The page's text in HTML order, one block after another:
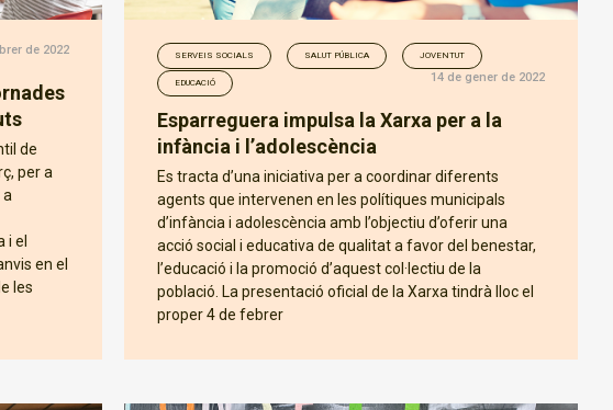
de 2022
de
per a
i el
en el
les
SERVEIS SOCIALS SALUT PÚBLICA JOVENTUT
EDUCACIÓ 14 de gener de 2022
Esparreguera impulsa la Xarxa per a la
infància i l’adolescència
Es tracta d’una iniciativa per a coordinar diferents
agents que intervenen en les polítiques municipals
d’infància i adolescència amb l’objectiu d’oferir una
acció social i educativa de qualitat a favor del benestar,
l’educació i la promoció d’aquest col·lectiu de la
població. La presentació oficial de la Xarxa tindrà lloc el
proper 4 de febrer